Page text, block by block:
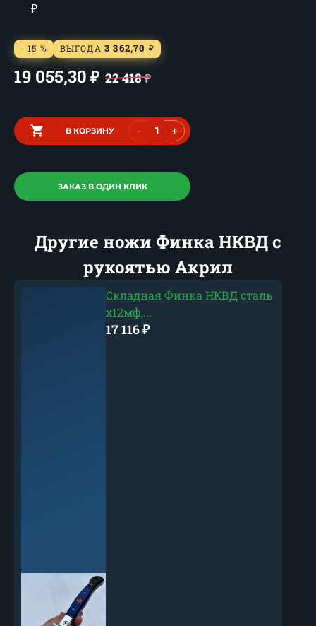
₽
- 15 % ВЫГОДА 3 362,70 ₽
19 055,30 ₽ 22 418₽
В КОРЗИНУ - +
ЗАКАЗ В ОДИН КЛИК
Другие ножи Финка НКВД с
рукоятью Акрил
Складная Финка НКВД сталь
х12мф,...
17 116₽